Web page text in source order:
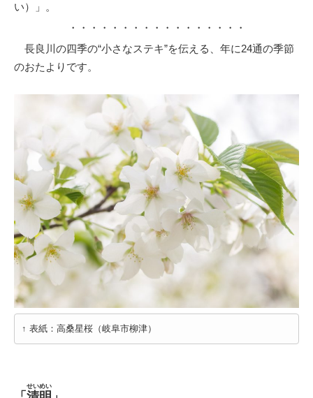
い）」。
・・・・・・・・・・・・・・・・・
長良川の四季の“小さなステキ”を伝える、年に24通の季節
のおたよりです。
↑ 表紙：高桑星桜（岐阜市柳津）
せいめい